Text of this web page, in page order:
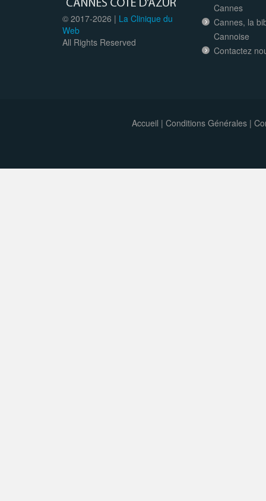
© 2017-2026 | La Clinique du
Web
All Rights Reserved
Cannes
Cannes, la
Cannoise
Contactez
Accueil | Conditions Générales|